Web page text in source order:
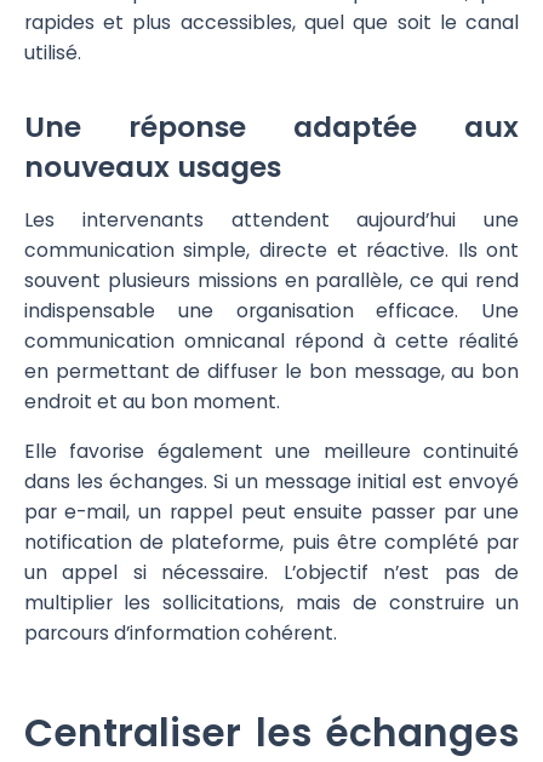
rapides et plus accessibles, quel que soit le canal
utilisé.
Une réponse adaptée aux
nouveaux usages
Les intervenants attendent aujourd’hui une
communication simple, directe et réactive. Ils ont
souvent plusieurs missions en parallèle, ce qui rend
indispensable une organisation efficace. Une
communication omnicanal répond à cette réalité
en permettant de diffuser le bon message, au bon
endroit et au bon moment.
Elle favorise également une meilleure continuité
dans les échanges. Si un message initial est envoyé
par e-mail, un rappel peut ensuite passer par une
notification de plateforme, puis être complété par
un appel si nécessaire. L’objectif n’est pas de
multiplier les sollicitations, mais de construire un
parcours d’information cohérent.
Centraliser les échanges